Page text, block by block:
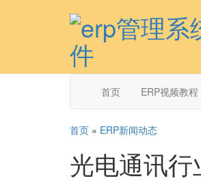
首页 ERP视频教程
首页 » ERP新闻动态
光电通讯